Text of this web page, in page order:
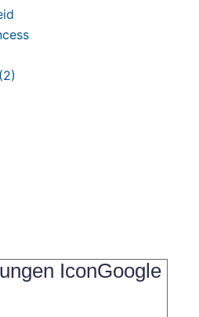
Google